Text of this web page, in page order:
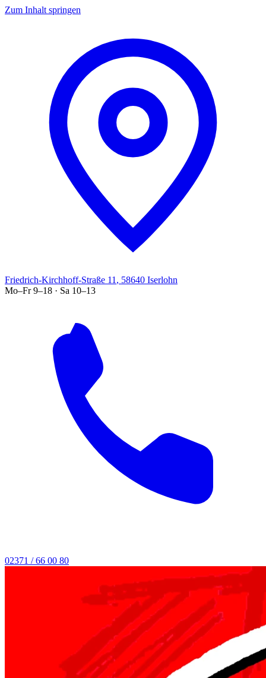
Zum Inhalt springen
Friedrich-Kirchhoff-Straße 11 , 58640 Iserlohn
Mo–Fr 9–18 · Sa 10–13
02371 / 66 00 80